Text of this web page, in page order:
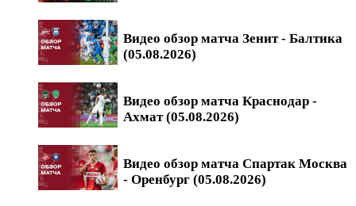
Видео обзор матча Зенит - Балтика
(05.08.2026)
Видео обзор матча Краснодар -
Ахмат (05.08.2026)
Видео обзор матча Спартак Москва
- Оренбург (05.08.2026)